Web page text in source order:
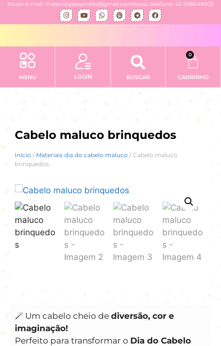
Nosso e-mail: materiaisparaprofes@gmail.comNosso telefone: 43 998649903
MENU LOGIN BUSCAR
0
CARRINHO
Cabelo maluco brinquedos
Início / Materiais dia do cabelo maluco / Cabelo maluco
brinquedos
🪄 Um cabelo cheio de diversão, cor e
imaginação!
Perfeito para transformar o Dia do Cabelo